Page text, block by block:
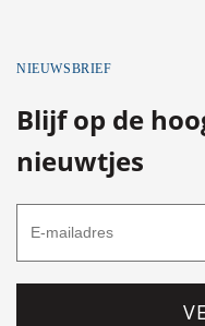
NIEUWSBRIEF
Blijf op de
nieuwtjes